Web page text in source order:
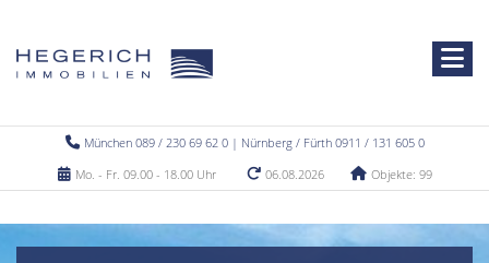
München 089 / 230 69 62 0 | Nürnberg / Fürth 0911 / 131 605 0
Mo. - Fr. 09.00 - 18.00 Uhr
06.08.2026 Objekte: 99